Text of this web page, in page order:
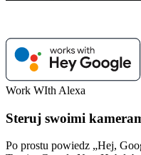
Work WIth Alexa
Steruj swoimi
Po prostu powiedz „Hej,